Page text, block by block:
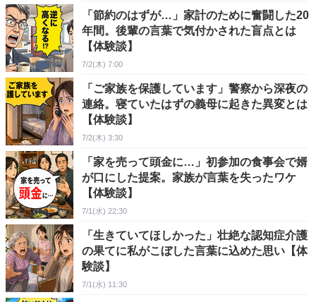
「節約のはずが…」家計のために奮闘した20
年間。後輩の言葉で気付かされた盲点とは
【体験談】
7/2(木) 7:00
「ご家族を保護しています」警察から深夜の
連絡。寝ていたはずの義母に起きた異変とは
【体験談】
7/2(木) 3:30
「家を売って頭金に…」初参加の食事会で婿
が口にした提案。家族が言葉を失ったワケ
【体験談】
7/1(水) 22:30
「生きていてほしかった」壮絶な認知症介護
の果てに私がこぼした言葉に込めた思い【体
験談】
7/1(水) 11:30